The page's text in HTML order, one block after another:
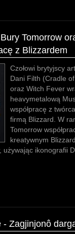
Tomorrow
z Blizzardem
Czołowi brytyjscy
Dani Filth (Cradle
oraz Witch Fever
heavymetalową
współpracę z
firmą Blizzard. W
Tomorrow
kreatywnym
używając ikonografii
- Zagjinjonô